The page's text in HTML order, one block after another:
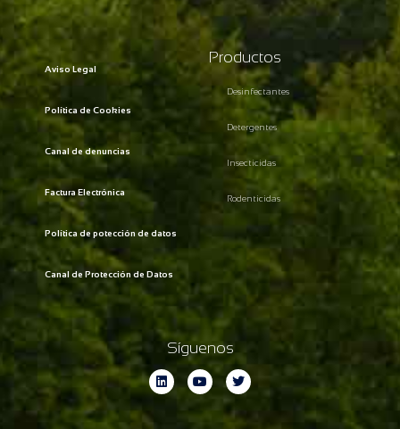
Aviso Legal
Política de Cookies
Canal de denuncias
Factura Electrónica
Política de potección de datos
Canal de Protección de Datos
Productos
Desinfectantes
Detergentes
Insecticidas
Rodenticidas
Síguenos